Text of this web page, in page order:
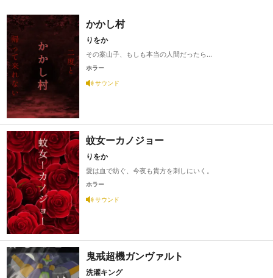
かかし村
りをか
その案山子、もしも本当の人間だったら…
ホラー
サウンド
蚊女ーカノジョー
りをか
愛は血で紡ぐ、今夜も貴方を刺しにいく。
ホラー
サウンド
鬼戒超機ガンヴァルト
洗濯キング